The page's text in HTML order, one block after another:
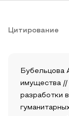
Цитирование
Бубельцова
имущества //
разработки